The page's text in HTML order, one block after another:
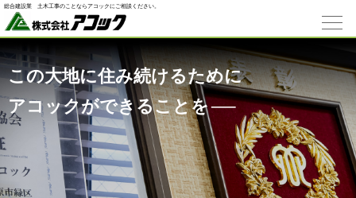
総合建設業 ⼟⽊⼯事のことならアコックにご相談ください。
この大地に住み続けるために
アコックができることを─